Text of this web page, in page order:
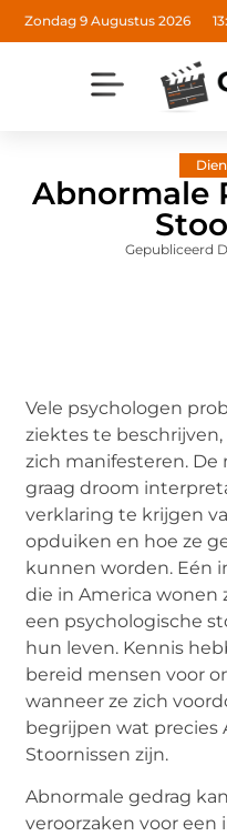
Zondag 9 Augustus 2026
Abnormale
Gepubliceerd
Vele psychologen
ziektes te
zich manifesteren.
graag droom
verklaring te krijgen
opduiken en hoe ze
kunnen worden. Eén
die in America wonen
een psychologische
hun leven. Kennis
bereid mensen voor
wanneer ze zich
begrijpen wat precies
Stoornissen zijn.
Abnormale gedrag
veroorzaken voor